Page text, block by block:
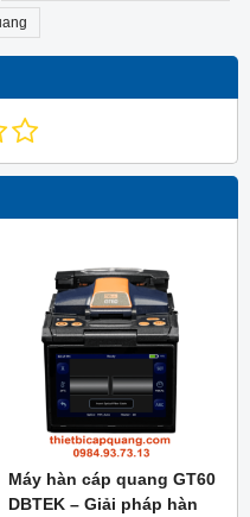
Máy hàn cáp quang GT60
DBTEK – Giải pháp hàn